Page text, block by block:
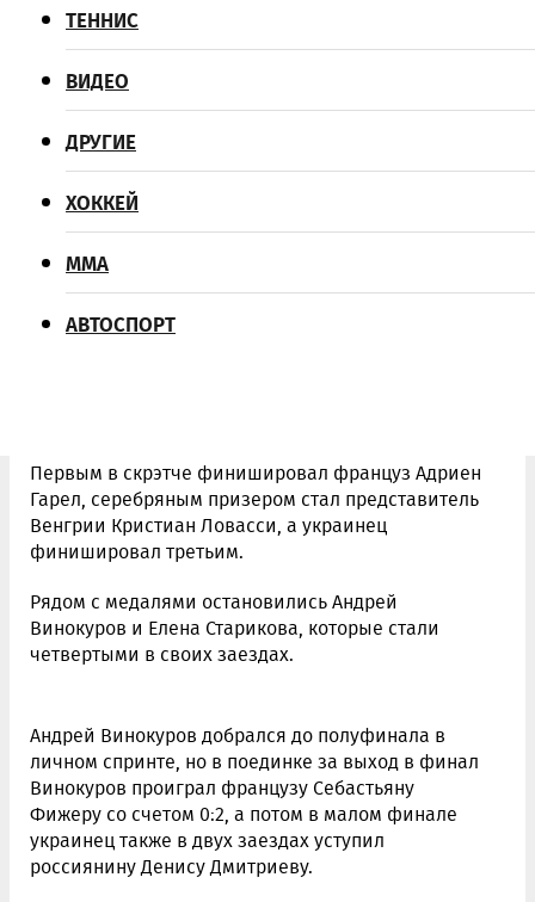
ВИДЕО
ММА
ГИМНАСТИКА
Первым в скрэтче финишировал француз Адриен
Гарел, серебряным призером стал представитель
Венгрии Кристиан Ловасси, а украинец
финишировал третьим.
Рядом с медалями остановились Андрей
Винокуров и Елена Старикова, которые стали
четвертыми в своих заездах.
Андрей Винокуров добрался до полуфинала в
личном спринте, но в поединке за выход в финал
Винокуров проиграл французу Себастьяну
Фижеру со счетом 0:2, а потом в малом финале
украинец также в двух заездах уступил
россиянину Денису Дмитриеву.
ТЕННИС
ВИДЕО
ДРУГИЕ
ХОККЕЙ
ММА
АВТОСПОРТ